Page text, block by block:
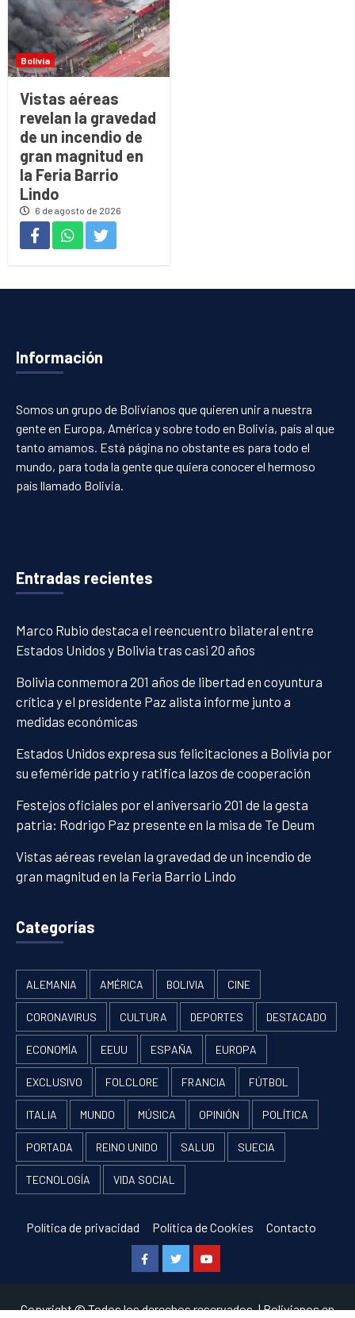
Bolivia
Vistas aéreas
revelan la gravedad
de un incendio de
gran magnitud en
la Feria Barrio
Lindo
6 de agosto de 2026
Información
Somos un grupo de Bolivianos que quieren unir a nuestra
gente en Europa, América y sobre todo en Bolivia, país al que
tanto amamos. Está página no obstante es para todo el
mundo, para toda la gente que quiera conocer el hermoso
país llamado Bolivia.
Entradas recientes
Marco Rubio destaca el reencuentro bilateral entre
Estados Unidos y Bolivia tras casi 20 años
Bolivia conmemora 201 años de libertad en coyuntura
crítica y el presidente Paz alista informe junto a
medidas económicas
Estados Unidos expresa sus felicitaciones a Bolivia por
su efeméride patrio y ratifica lazos de cooperación
Festejos oficiales por el aniversario 201 de la gesta
patria: Rodrigo Paz presente en la misa de Te Deum
Vistas aéreas revelan la gravedad de un incendio de
gran magnitud en la Feria Barrio Lindo
Categorías
ALEMANIA AMÉRICA BOLIVIA CINE
CORONAVIRUS CULTURA DEPORTES DESTACADO
ECONOMÍA EEUU ESPAÑA EUROPA
EXCLUSIVO FOLCLORE FRANCIA FÚTBOL
ITALIA MUNDO MÚSICA OPINIÓN POLÍTICA
PORTADA REINO UNIDO SALUD SUECIA
TECNOLOGÍA VIDA SOCIAL
Política de privacidad Política de Cookies Contacto
FacebookTwitterYoutube
Copyright © Todos los derechos reservados.|Bolivianos en